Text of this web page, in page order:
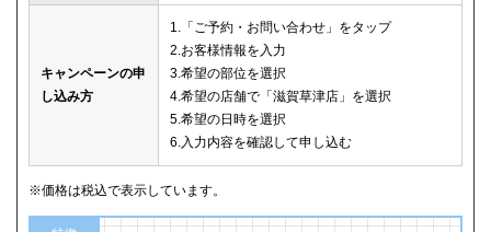
キャンペーンの申
し込み方
1.「ご予約・お問い合わせ」をタップ
2.お客様情報を入力
3.希望の部位を選択
4.希望の店舗で「滋賀草津店」を選択
5.希望の日時を選択
6.入力内容を確認して申し込む
※価格は税込で表示しています。